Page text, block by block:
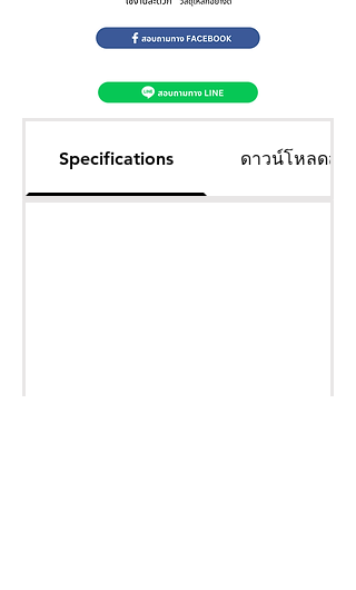
Specifications ดาวน์โหลดสเเ